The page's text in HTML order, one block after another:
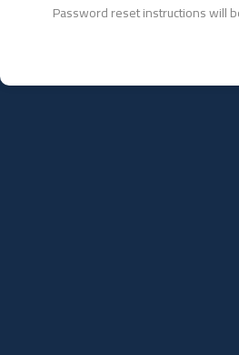
Password reset instructions will